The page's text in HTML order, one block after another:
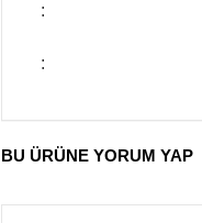
:
:
BU ÜRÜNE YORUM YAP